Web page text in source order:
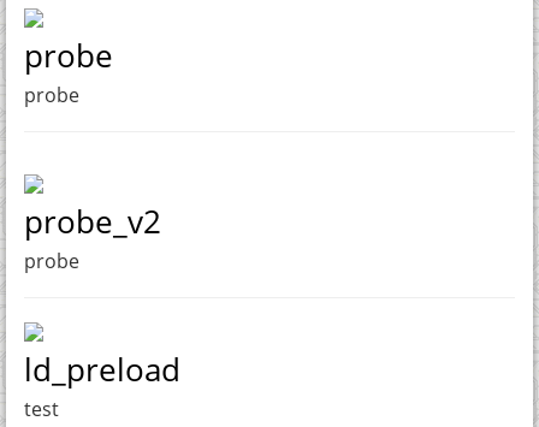
probe
probe
probe_v2
probe
ld_preload
test